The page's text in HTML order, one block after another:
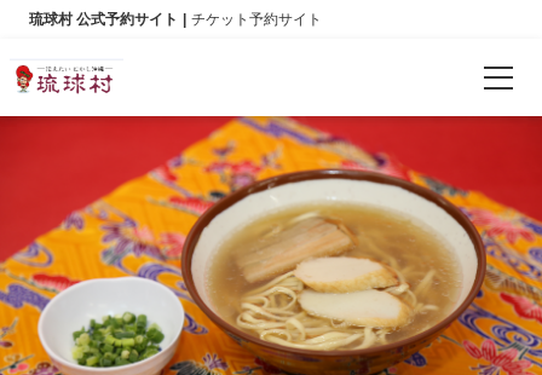
琉球村 公式予約サイト チケット予約サイト
日本語
English